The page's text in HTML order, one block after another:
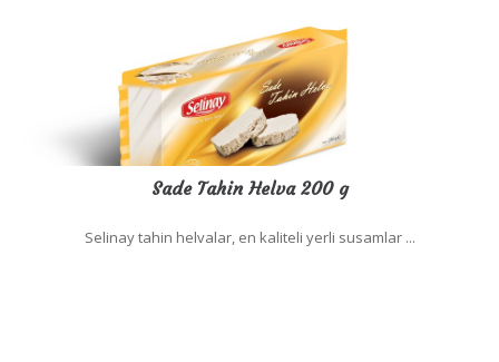
Sade Tahin Helva 200 g
Selinay tahin helvalar, en kaliteli yerli susamlar ...